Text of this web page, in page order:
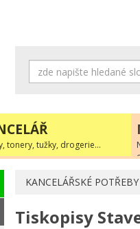
tonery, tužky, drogerie...
KANCELÁŘSKÉ POTŘEBY
Tiskopisy